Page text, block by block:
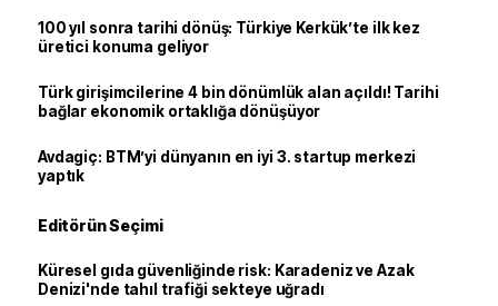
100 yıl sonra tarihi dönüş: Türkiye Kerkük’te ilk kez
üretici konuma geliyor
Türk girişimcilerine 4 bin dönümlük alan açıldı! Tarihi
bağlar ekonomik ortaklığa dönüşüyor
Avdagiç: BTM’yi dünyanın en iyi 3. startup merkezi
yaptık
Editörün Seçimi
Küresel gıda güvenliğinde risk: Karadeniz ve Azak
Denizi'nde tahıl trafiği sekteye uğradı